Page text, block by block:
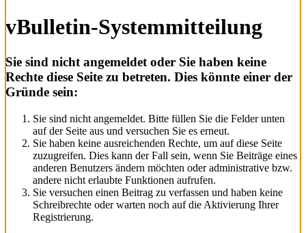
vBulletin-Systemmitteilung
Sie sind nicht angemeldet oder Sie haben keine
Rechte diese Seite zu betreten. Dies könnte einer der
Gründe sein:
Sie sind nicht angemeldet. Bitte füllen Sie die Felder unten
auf der Seite aus und versuchen Sie es erneut.
Sie haben keine ausreichenden Rechte, um auf diese Seite
zuzugreifen. Dies kann der Fall sein, wenn Sie Beiträge eines
anderen Benutzers ändern möchten oder administrative bzw.
andere nicht erlaubte Funktionen aufrufen.
Sie versuchen einen Beitrag zu verfassen und haben keine
Schreibrechte oder warten noch auf die Aktivierung Ihrer
Registrierung.